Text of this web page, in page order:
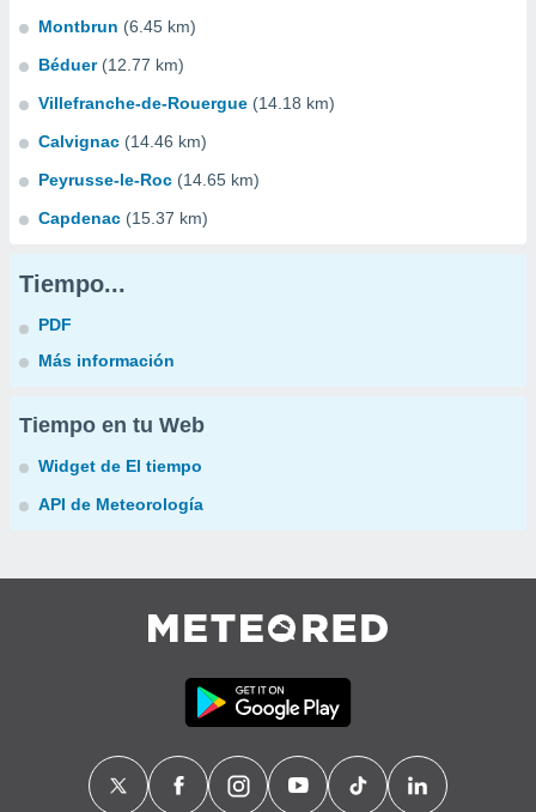
Montbrun (6.45 km)
Béduer (12.77 km)
Villefranche-de-Rouergue (14.18 km)
Calvignac (14.46 km)
Peyrusse-le-Roc (14.65 km)
Capdenac (15.37 km)
Tiempo...
PDF
Más información
Tiempo en tu Web
Widget de El tiempo
API de Meteorología